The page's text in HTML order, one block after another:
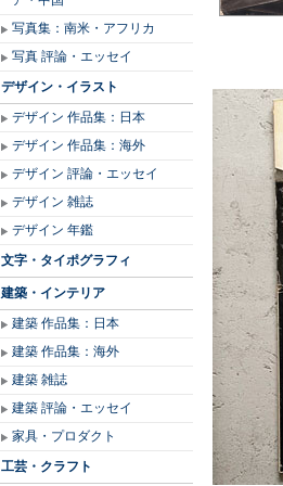
写真集：南米・アフリカ
写真 評論・エッセイ
デザイン・イラスト
デザイン 作品集：日本
デザイン 作品集：海外
デザイン 評論・エッセイ
デザイン 雑誌
デザイン 年鑑
文字・タイポグラフィ
建築・インテリア
建築 作品集：日本
建築 作品集：海外
建築 雑誌
建築 評論・エッセイ
家具・プロダクト
工芸・クラフト